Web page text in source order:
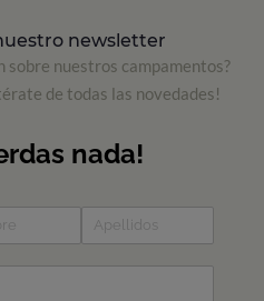
newsletter
nuestros campamentos?
de todas las novedades!